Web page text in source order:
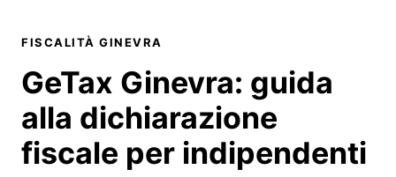
FISCALITÀ GINEVRA
GeTax Ginevra: guida
alla dichiarazione
fiscale per indipendenti